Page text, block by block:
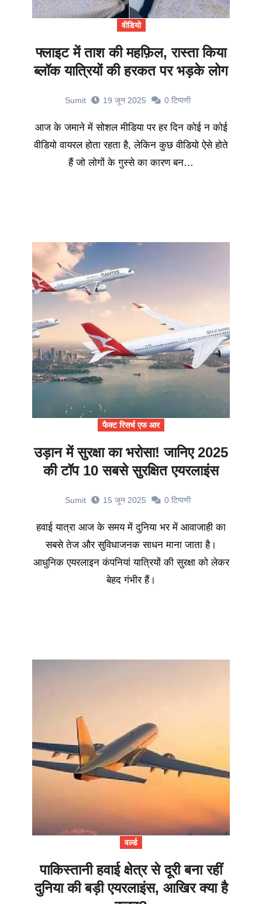
वीडियो
फ्लाइट में ताश की महफ़िल, रास्ता किया
ब्लॉक यात्रियों की हरकत पर भड़के लोग
Sumit 19 जून 2025 0 टिप्पणी
आज के जमाने में सोशल मीडिया पर हर दिन कोई न कोई
वीडियो वायरल होता रहता है, लेकिन कुछ वीडियो ऐसे होते
हैं जो लोगों के गुस्से का कारण बन…
फैक्ट रिसर्च एफ आर
उड़ान में सुरक्षा का भरोसा! जानिए 2025
की टॉप 10 सबसे सुरक्षित एयरलाइंस
Sumit 15 जून 2025 0 टिप्पणी
हवाई यात्रा आज के समय में दुनिया भर में आवाजाही का
सबसे तेज और सुविधाजनक साधन माना जाता है।
आधुनिक एयरलाइन कंपनियां यात्रियों की सुरक्षा को लेकर
बेहद गंभीर हैं।
वर्ल्ड
पाकिस्तानी हवाई क्षेत्र से दूरी बना रहीं
दुनिया की बड़ी एयरलाइंस, आखिर क्या है